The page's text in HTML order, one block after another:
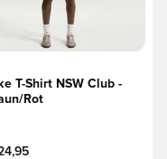
T-Shirt NSW Club -
Rot